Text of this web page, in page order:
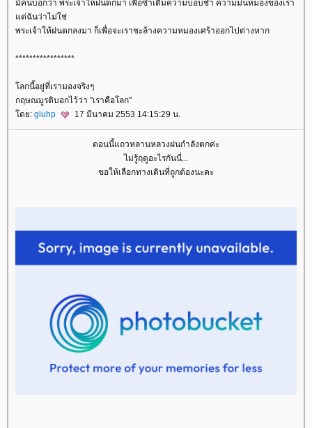
มีคนบอกว่า พระเจ้าให้ฝนตกมา เพื่อซ้ำเติมความบอบช้ำ ความม่นหมองของเรา
ต่ฉันว่าไม่ใช่
พระเจ้าให้ฝนตกลงมา ก็เพื่อจะเราชะล้างความหมองเศร้าออกไปต่างหาก
*****************
ลกนี้อยู่ที่เรามองจริงๆ
กฤษณมูรติบอกไว้ว่า "เราคือโลก"
ดย: gluhp 17 มีนาคม 2553 14:15:29 น.
ตอนนี้แถวหลานหลวงฝนกำลังตกค่ะ
ไม่รู้ฤดูอะไรกันนี่...
ขอให้เลือกทางเดินที่ถูกต้องนะคะ